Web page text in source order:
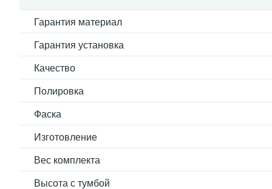
Гарантия материал
Гарантия установка
Качество
Полировка
Фаска
Изготовление
Вес комплекта
Высота с тумбой